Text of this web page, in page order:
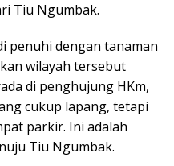
Tiu Ngumbak.
penuhi dengan tanaman
wilayah tersebut
di penghujung HKm,
cukup lapang, tetapi
parkir. Ini adalah
Tiu Ngumbak.